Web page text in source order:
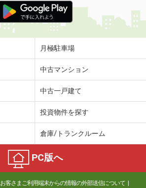
月極駐車場
中古マンション
中古一戸建て
投資物件を探す
倉庫/トランクルーム
PC版へ
お客さまご利用端末からの情報の外部送信について